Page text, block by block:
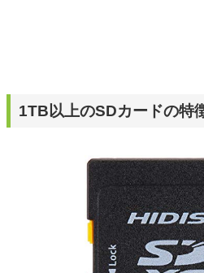
1TB以上のSDカードの特